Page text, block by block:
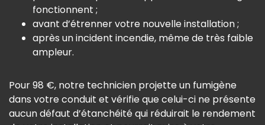
fonctionnent ;
avant d’étrenner votre nouvelle installation ;
après un incident incendie, même de très faible
ampleur.
Pour 98 €, notre technicien projette un fumigène
dans votre conduit et vérifie que celui-ci ne présente
aucun défaut d’étanchéité qui réduirait le rendement